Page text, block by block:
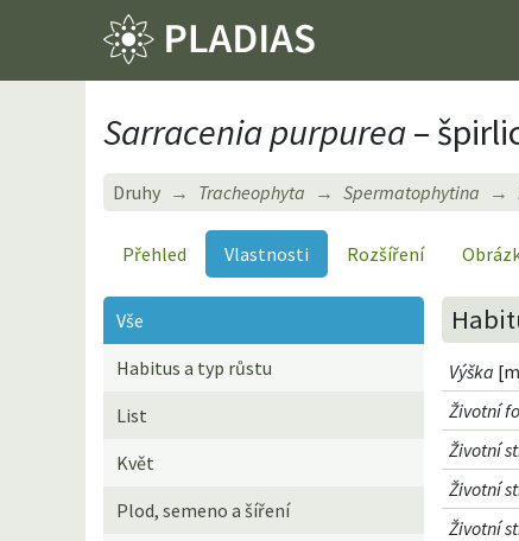
Sarracenia purpurea–
Druhy Tracheophyta Spermatophytina
Přehled Vlastnosti Rozšíření
Vše
Habitus a typ růstu
List
Květ
Plod, semeno a šíření
Výška
Životní
Životní
Životní
Životní